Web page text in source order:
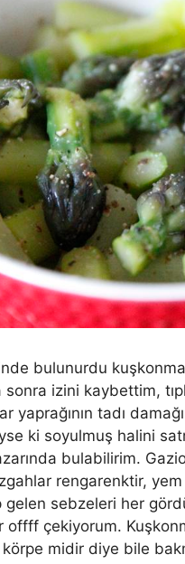
bulunurdu
izini kaybettim,
yaprağının tadı
ki soyulmuş halini
bulabilirim.
rengarenktir,
sebzeleri her
çekiyorum.
midir diye bile